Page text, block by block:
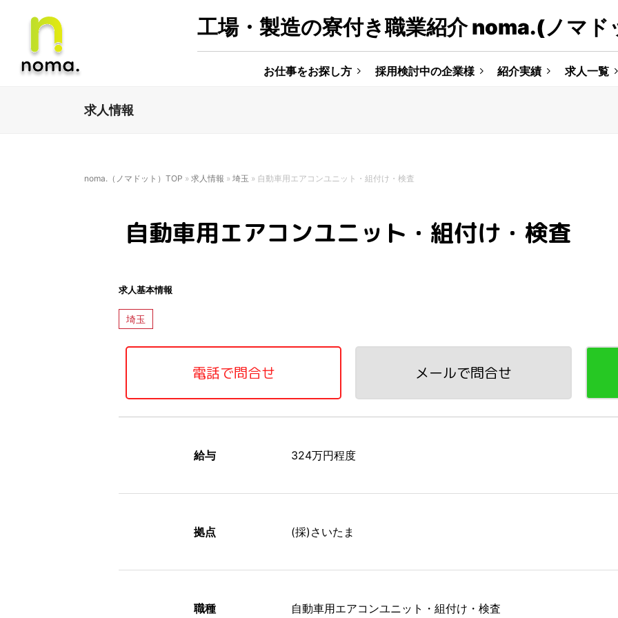
工場・製造の寮付き職業紹介 noma.(ノマド
お仕事をお探し方 採用検討中の企業様 紹介実績 求人一覧
求人情報
noma.（ノマドット）TOP » 求人情報 » 埼玉 » 自動車用エアコンユニット・組付け・検査
自動車用エアコンユニット・組付け・検査
求人基本情報
埼玉
電話で問合せ メールで問合せ
給与 324万円程度
拠点 (採)さいたま
職種 自動車用エアコンユニット・組付け・検査